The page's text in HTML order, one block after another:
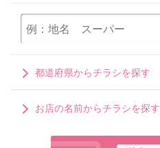
都道府県からチラシを探す
お店の名前からチラシを探す